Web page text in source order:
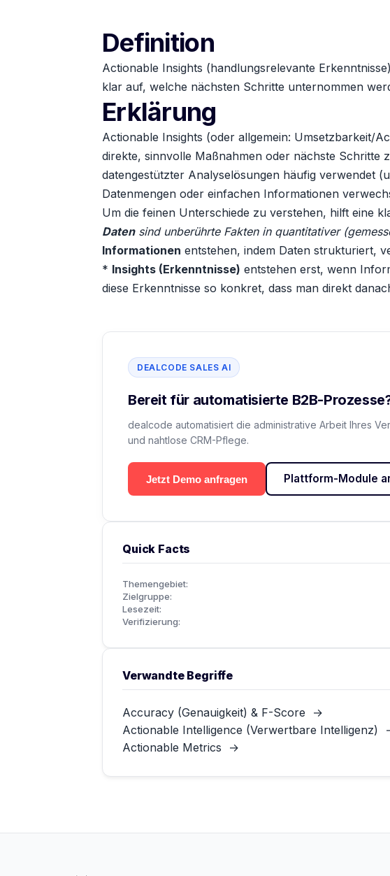
Definition
Actionable Insights (handlungsrelevante
klar auf, welche nächsten Schritte unternommen
Erklärung
Actionable Insights (oder allgemein: Umsetzbarkeit/
direkte, sinnvolle Maßnahmen oder nächste Schritte
datengestützter Analyselösungen häufig verwendet
Datenmengen oder einfachen Informationen
Um die feinen Unterschiede zu verstehen, hilft eine
Datensind unberührte Fakten in quantitativer
Informationen entstehen, indem Daten strukturiert,
* Insights (Erkenntnisse) entstehen erst, wenn
diese Erkenntnisse so konkret, dass man direkt
DEALCODE SALES AI
Bereit für automatisierte B2B-
dealcode automatisiert die administrative Arbeit Ihres
und nahtlose CRM-Pflege.
Jetzt Demo anfragen Plattform-Module
Quick Facts
Themengebiet:
Zielgruppe:
Lesezeit:
Verifizierung:
Verwandte Begriffe
Accuracy (Genauigkeit) & F-Score
→
Actionable Intelligence (Verwertbare Intelligenz)
Actionable Metrics
→